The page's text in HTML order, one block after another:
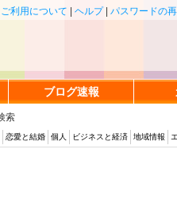
ご利用について ヘルプ| パスワードの
ブログ速報
索
恋愛と結婚 個人 ビジネスと経済 地域情報